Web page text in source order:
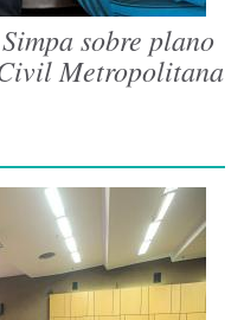
sobre plano
Metropolitana